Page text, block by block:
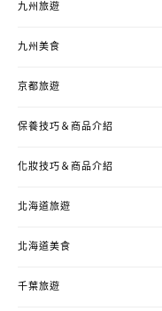
九州旅遊
九州美食
京都旅遊
保養技巧＆商品介紹
化妝技巧＆商品介紹
北海道旅遊
北海道美食
千葉旅遊